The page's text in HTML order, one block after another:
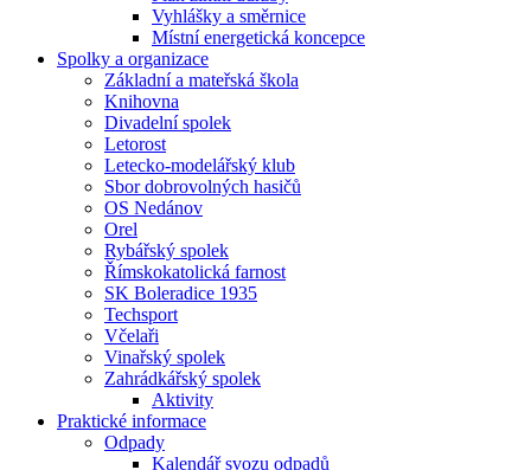
Vyhlášky a směrnice
Místní energetická koncepce
Spolky a organizace
Základní a mateřská škola
Knihovna
Divadelní spolek
Letorost
Letecko-modelářský klub
Sbor dobrovolných hasičů
OS Nedánov
Orel
Rybářský spolek
Římskokatolická farnost
SK Boleradice 1935
Techsport
Včelaři
Vinařský spolek
Zahrádkářský spolek
Aktivity
Praktické informace
Odpady
Kalendář svozu odpadů